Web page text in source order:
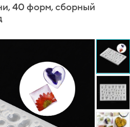
40 форм, сборный